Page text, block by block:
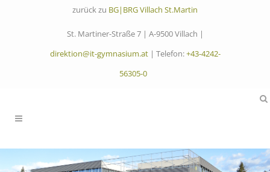
zurück zu BG|BRG Villach St.Martin
St. Martiner-Straße 7 | A-9500 Villach |
direktion@it-gymnasium.at| Telefon:+43-4242-
56305-0